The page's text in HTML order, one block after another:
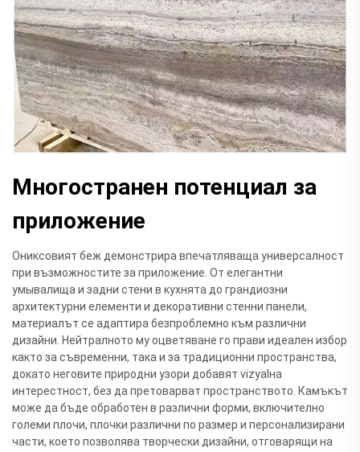
Многостранен потенциал за
приложение
Ониксовият беж демонстрира впечатляваща универсалност
при възможностите за приложение. От елегантни
умывалища и задни стени в кухнята до грандиозни
архитектурни елементи и декоративни стенни панели,
материалът се адаптира безпроблемно към различни
дизайни. Нейтралното му оцветяване го прави идеален избор
както за съвременни, така и за традиционни пространства,
докато неговите природни узори добавят vizуalна
интерестност, без да претоварват пространството. Камъкът
може да бъде обработен в различни форми, включително
големи плочи, плочки различни по размер и персонализирани
части, което позволява творчески дизайни, отговарящи на